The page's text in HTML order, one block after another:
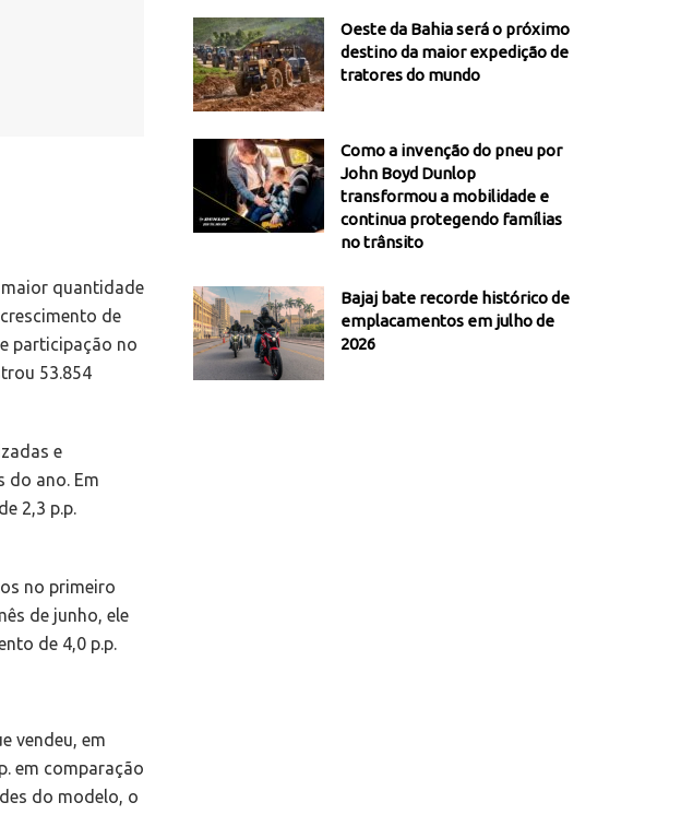
maior quantidade
de
participação no
53.854
e
do ano. Em
2,3 p.p.
no primeiro
de junho, ele
de 4,0 p.p.
vendeu, em
em comparação
do modelo, o
Oeste da Bahia será o próximo
destino da maior expedição de
tratores do mundo
Como a invenção do pneu por
John Boyd Dunlop
transformou a mobilidade e
continua protegendo famílias
no trânsito
Bajaj bate recorde histórico de
emplacamentos em julho de
2026